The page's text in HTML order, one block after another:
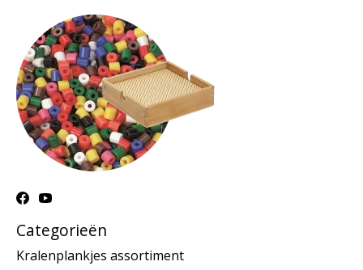
Categorieën
Kralenplankjes assortiment